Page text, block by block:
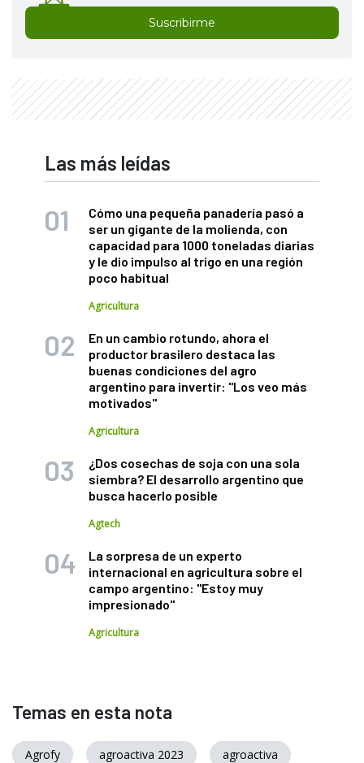
Suscribirme
Las más leídas
Cómo una pequeña panadería pasó a
ser un gigante de la molienda, con
capacidad para 1000 toneladas diarias
y le dio impulso al trigo en una región
poco habitual
Agricultura
En un cambio rotundo, ahora el
productor brasilero destaca las
buenas condiciones del agro
argentino para invertir: "Los veo más
motivados"
Agricultura
¿Dos cosechas de soja con una sola
siembra? El desarrollo argentino que
busca hacerlo posible
Agtech
La sorpresa de un experto
internacional en agricultura sobre el
campo argentino: "Estoy muy
impresionado"
Agricultura
Temas en esta nota
Agrofy agroactiva 2023 agroactiva